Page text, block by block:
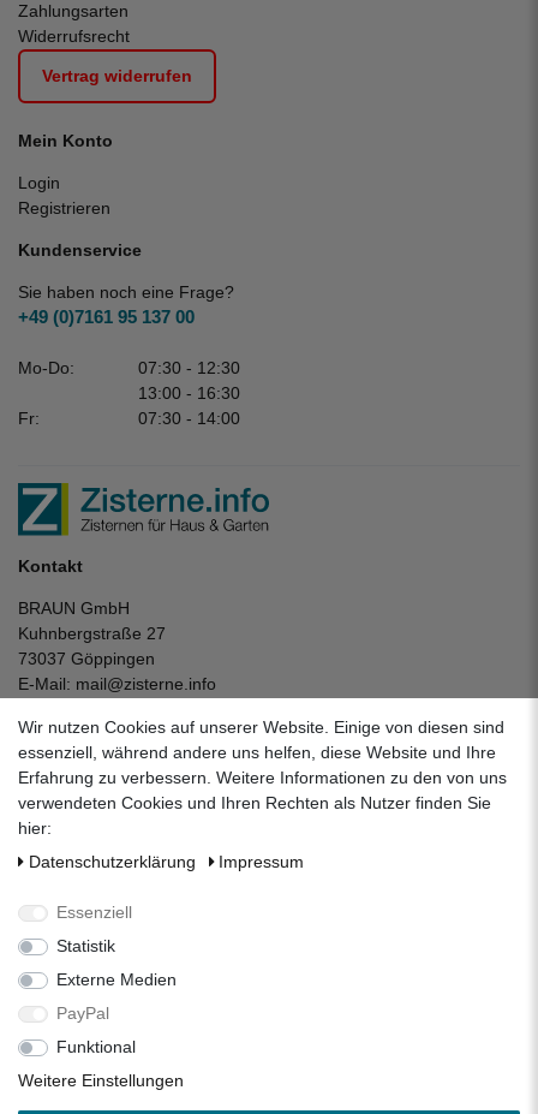
Zahlungsarten
Widerrufsrecht
Vertrag widerrufen
Mein Konto
Login
Registrieren
Kundenservice
Sie haben noch eine Frage?
+49 (0)7161 95 137 00
Mo-Do:
07:30 - 12:30
13:00 - 16:30
Fr:
07:30 - 14:00
Kontakt
BRAUN GmbH
Kuhnbergstraße 27
73037 Göppingen
E-Mail: mail@zisterne.info
Unternehmen
Datenschutzerklärung
Impressum
Über uns
Folgen Sie uns auf Social Media
Alle Preise inkl. 19% Mehrwertsteuer.
* Die verkauften Stückzahlen beziehen sich auf die Verkäufe
Wir nutzen Cookies auf unserer Website. Einige von diesen sind
essenziell, während andere uns helfen, diese Website und Ihre
Erfahrung zu verbessern. Weitere Informationen zu den von uns
verwendeten Cookies und Ihren Rechten als Nutzer finden Sie
hier:
Daten­schutz­erklärung
Impressum
Essenziell
Statistik
Externe Medien
PayPal
Funktional
Weitere Einstellungen